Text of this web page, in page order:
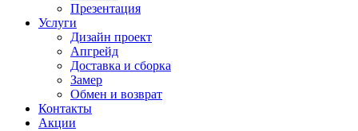
Презентация
Услуги
Дизайн проект
Апгрейд
Доставка и сборка
Замер
Обмен и возврат
Контакты
Акции